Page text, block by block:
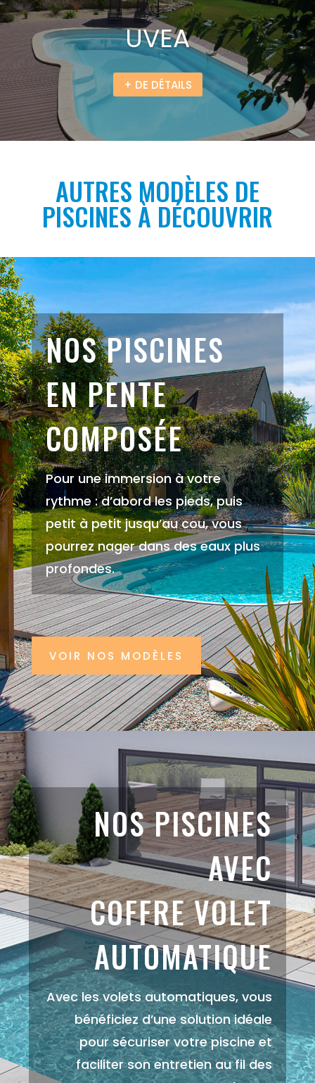
UVEA
+ DE DÉTAILS
AUTRES MODÈLES DE
PISCINES À DÉCOUVRIR
NOS PISCINES
EN PENTE
COMPOSÉE
Pour une immersion à votre
rythme : d’abord les pieds, puis
petit à petit jusqu’au cou, vous
pourrez nager dans des eaux plus
profondes.
VOIR NOS MODÈLES
NOS PISCINES
AVEC
COFFRE VOLET
AUTOMATIQUE
Avec les volets automatiques, vous
bénéficiez d’une solution idéale
pour sécuriser votre piscine et
faciliter son entretien au fil des